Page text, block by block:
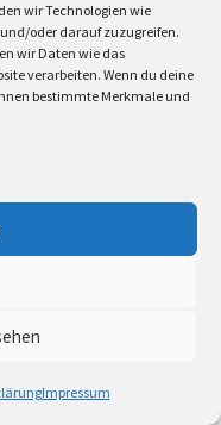
wir Technologien wie
oder darauf zuzugreifen.
wir Daten wie das
verarbeiten. Wenn du deine
bestimmte Merkmale und
Impressum
„Folk, Jazz
„Der lange Weg
Sommerbühne
am 10.08.2026
auf dem Mac